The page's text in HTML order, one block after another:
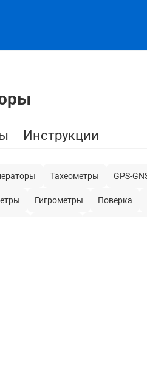
Инструкции
Тахеометры GPS-
Гигрометры Поверка